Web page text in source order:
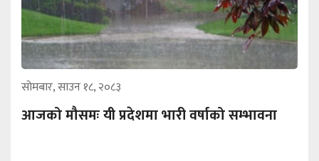
सोमबार, साउन १८, २०८३
आजको मौसमः यी प्रदेशमा भारी वर्षाको सम्भावना